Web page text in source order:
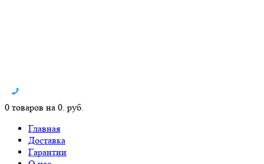
0 товаров на 0. руб.
Главная
Доставка
Гарантии